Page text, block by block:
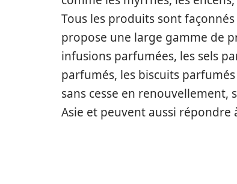
Tous les produits sont
propose une large gamme de
infusions parfumées, les sels
parfumés, les biscuits
sans cesse en renouvellement,
Asie et peuvent aussi répondre